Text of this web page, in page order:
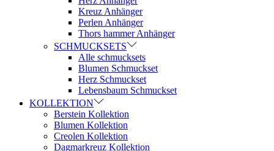
Kreuz Anhänger
Perlen Anhänger
Thors hammer Anhänger
SCHMUCKSETS
Alle schmucksets
Blumen Schmuckset
Herz Schmuckset
Lebensbaum Schmuckset
KOLLEKTION
Berstein Kollektion
Blumen Kollektion
Creolen Kollektion
Dagmarkreuz Kollektion